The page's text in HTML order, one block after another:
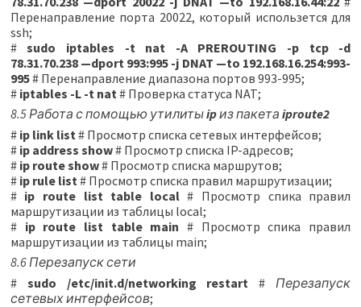
Перенаправление порта 20022, который использется для
ssh;
#sudo iptables -t nat -A PREROUTING -p tcp -d
78.31.70.238 —dport 993:995 -j DNAT —to 192.168.16.254:993-
995# Перенаправление диапазона портов 993-995;
#iptables -L -t nat # Проверка статуса NAT;
8.5 Работа с помощью утилитыipиз пакета iproute2
#ip link list # Просмотр списка сетевых интерфейсов;
# ip address show# Просмотр списка IP-адресов;
# ip route show# Просмотр списка маршрутов;
# ip rule list # Просмотр списка правил маршрутизации;
# ip route list table local# Просмотр спика правил
маршрутизации из таблицы loсal;
# ip route list table main# Просмотр спика правил
маршрутизации из таблицы main;
8.6 Перезапуск сети
# sudo /etc/init.d/networking restart# Перезапуск
сетевых интерфейсов;